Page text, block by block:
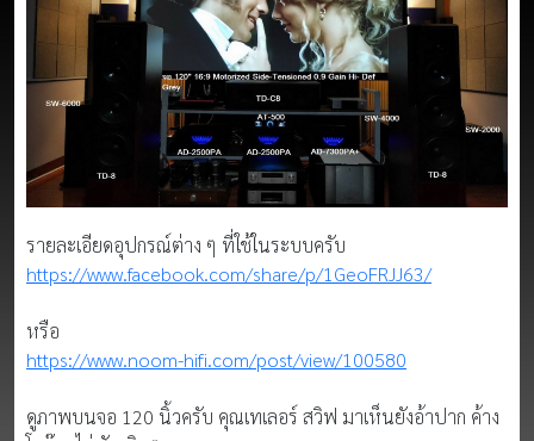
รายละเอียดอุปกรณ์ต่าง ๆ ที่ใช้ในระบบครับ
https://www.facebook.com/share/p/1GeoFRJJ63/
หรือ
https://www.noom-hifi.com/post/view/100580
ดูภาพบนจอ 120 นิ้วครับ คุณเทเลอร์ สวิฟ มาเห็นยังอ้าปาก ค้าง